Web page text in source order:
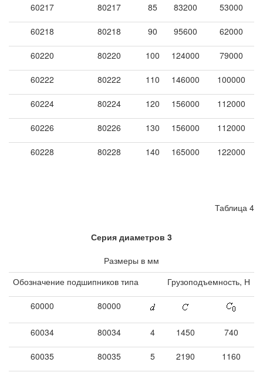
60217 80217 85 83200 53000
60218 80218 90 95600 62000
60220 80220 100 124000 79000
60222 80222 110 146000 100000
60224 80224 120 156000 112000
60226 80226 130 156000 112000
60228 80228 140 165000 122000
Таблица 4
Серия диаметров 3
Размеры в мм
Обозначение подшипников типа
Грузоподъемность, Н
60000 80000
60034 80034 4 1450 740
60035 80035 5 2190 1160